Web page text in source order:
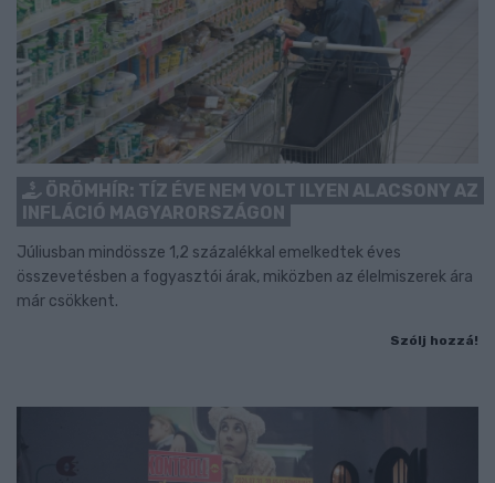
ÖRÖMHÍR: TÍZ ÉVE NEM VOLT ILYEN ALACSONY AZ
INFLÁCIÓ MAGYARORSZÁGON
Júliusban mindössze 1,2 százalékkal emelkedtek éves
összevetésben a fogyasztói árak, miközben az élelmiszerek ára
már csökkent.
Szólj hozzá!